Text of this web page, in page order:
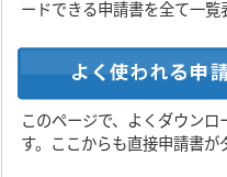
ードできる申請書を全て一覧
このページで、よくダウン
す。ここからも直接申請書が